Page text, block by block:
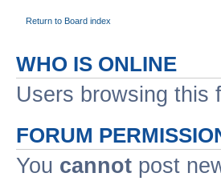
Return to Board index
WHO IS ONLINE
Users browsing this
FORUM
You cannot post